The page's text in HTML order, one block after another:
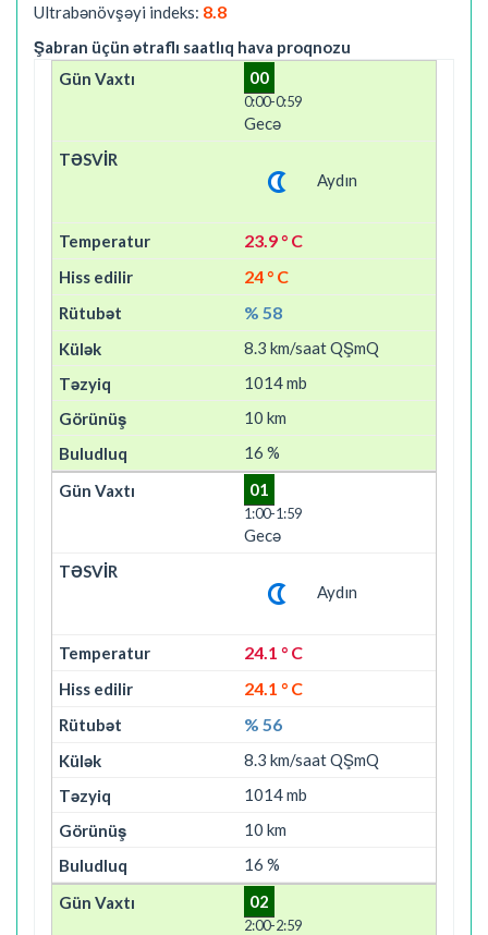
Ultrabənövşəyi indeks: 8.8
Şabran üçün ətraflı saatlıq hava proqnozu
00
0:00-0:59
Gecə
Aydın
23.9 ° C
24 ° C
% 58
8.3 km/saat QŞmQ
1014 mb
10 km
16 %
01
1:00-1:59
Gecə
Aydın
24.1 ° C
24.1 ° C
% 56
8.3 km/saat QŞmQ
1014 mb
10 km
16 %
02
2:00-2:59